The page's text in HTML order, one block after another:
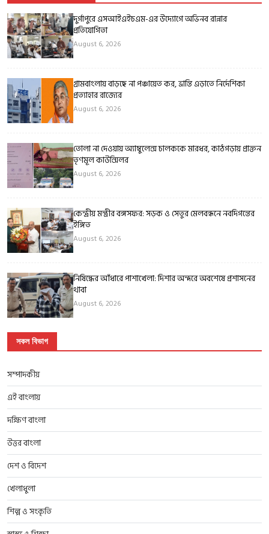
দুর্গাপুরে এসআইএইচএম-এর উদ্যোগে অভিনব রান্নার
প্রতিযোগিতা
August 6, 2026
গ্রামবাংলায় বাড়ছে না পঞ্চায়েত কর, ভ্রান্তি এড়াতে নির্দেশিকা
প্রত্যাহার রাজ্যের
August 6, 2026
তোলা না দেওয়ায় অ্যাম্বুলেন্স চালককে মারধর, কাঠগড়ায় প্রাক্তন
তৃণমূল কাউন্সিলর
August 6, 2026
কেন্দ্রীয় মন্ত্রীর বঙ্গসফর: সড়ক ও সেতুর মেলবন্ধনে নবদিগন্তের
ইঙ্গিত
August 6, 2026
নিষিদ্ধের আঁধারে পাশাখেলা: দিশার অন্দরে অবশেষে প্রশাসনের
থাবা
August 6, 2026
সকল বিভাগ
সম্পাদকীয়
এই বাংলায়
দক্ষিণ বাংলা
উত্তর বাংলা
দেশ ও বিদেশ
খেলাধুলা
শিল্প ও সংকৃতি